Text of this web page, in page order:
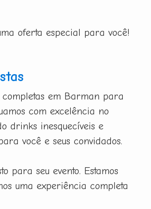
oferta especial para você!
em Barman para
com excelência no
drinks inesquecíveis e
você e seus convidados.
para seu evento. Estamos
uma experiência completa